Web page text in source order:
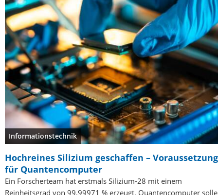
Informationstechnik
Hochreines Silizium geschaffen – Voraussetzung
für Quantencomputer
Ein Forscherteam hat erstmals Silizium-28 mit einem
Reinheitsgrad von 99,99971 % erzeugt. Quantencomputer